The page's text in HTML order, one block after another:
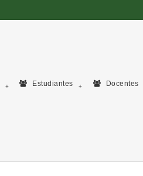
Estudiantes Docentes